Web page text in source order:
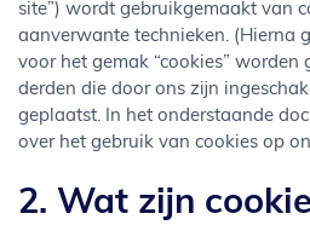
site”) wordt gebruikgemaakt van
aanverwante technieken. (Hierna
voor het gemak “cookies” worden
derden die door ons zijn
geplaatst. In het onderstaande
over het gebruik van cookies op
2. Wat zijn